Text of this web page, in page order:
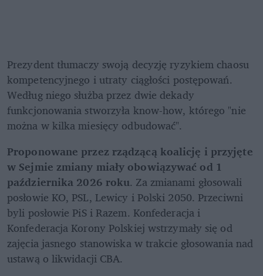
Prezydent tłumaczy swoją decyzję ryzykiem chaosu
kompetencyjnego i utraty ciągłości postępowań.
Według niego służba przez dwie dekady
funkcjonowania stworzyła know-how, którego "nie
można w kilka miesięcy odbudować".
Proponowane przez rządzącą koalicję i przyjęte
w Sejmie zmiany miały obowiązywać od 1
października 2026 roku. Za zmianami głosowali
posłowie KO, PSL, Lewicy i Polski 2050. Przeciwni
byli posłowie PiS i Razem. Konfederacja i
Konfederacja Korony Polskiej wstrzymały się od
zajęcia jasnego stanowiska w trakcie głosowania nad
ustawą o likwidacji CBA.